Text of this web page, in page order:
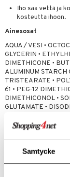
Samtycke
Iho saa vettä ja
kosteutta ihoon.
Ainesosat
AQUA / VESI •
GLYCERIN •
DIMETHICONE •
ALUMINUM STARCH
TRISTEARATE •
61 • PEG-12
DIMETHICONOL •
GLUTAMATE •
Tuotenumero
& Puremat
Korvat
Suolisto
& Mineraalit
Suolisto
hoito
& Tikut
hoito
& Suihkeet
ruoalle
& Kuume
& Käheys
nenä
vuoto & tukkoisuus
& Mineraalit
K
& vastauksia